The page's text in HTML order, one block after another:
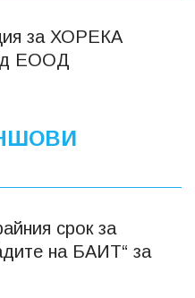
за ХОРЕКА
ЕООД
срок за
на БАИТ“ за